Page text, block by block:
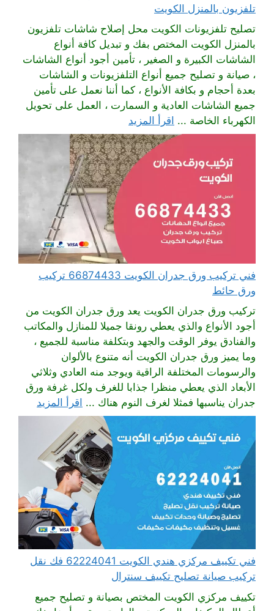
تلفزيون بالمنزل الكويت
تصليح تلفزيونات الكويت محل إصلاح شاشات تلفزيون
بالمنزل الكويت المختص بفك و تبديل كافة أنواع
الشاشات الكبيرة و الصغير ، تأمين أجود أنواع الشاشات
، صيانة و تصليح جميع أنواع التلفزيونات و الشاشات
بعدة أحجام و بكافة الأنواع ، كما أننا نعمل على تأمين
جميع الشاشات العادية و السمارت ، العمل على تحويل
الكهرباء الخاصة ... اقرأ المزيد
فني تركيب ورق جدران الكويت 66874433 تركيب
ورق حائط
تركيب ورق جدران الكويت يعد ورق جدران الكويت من
أجود الأنواع والذي يعطي رونقا جميلا للمنازل والمكاتب
والفنادق يوفر الوقت والجهد وبتكلفة مناسبة للجميع ،
وما يميز ورق جدران الكويت أنه متنوع بالألوان
والرسومات المختلفة الراقية ويوجد منه العادي وثلاثي
الأبعاد الذي يعطي منظرا جذابا للغرف ولكل غرفة ورق
جدران يناسبها فمثلا لغرف النوم هناك ... اقرأ المزيد
فني تكييف مركزي هندي الكويت 62224041 فك نقل
تركيب صيانة تصليح تكييف سنترال
تكييف مركزي الكويت المختص بصيانة و تصليح جميع